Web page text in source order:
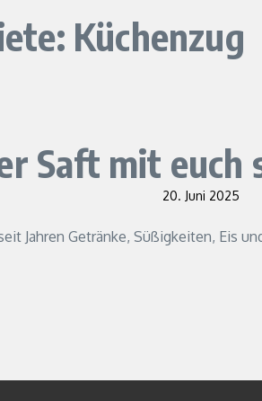
Küchenzug
Saft mit euch
20. Juni 2025
Jahren Getränke, Süßigkeiten, Eis